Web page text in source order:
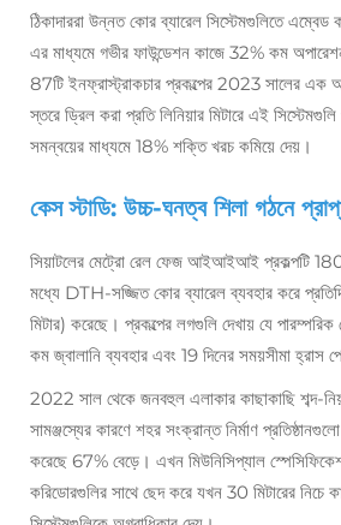
ঠিকাদাররা উন্নত কোর ব্যারেল সিস্টেমগুলিতে এম্বেড
এর মাধ্যমে গভীর ফাউন্ডেশন কাজে 32% কম
87টি ইনফ্রাস্ট্রাকচার প্রকল্পের 2023 সালের এক
স্তরে ড্রিল করা প্রতি লিনিয়ার মিটারে এই
সমন্বয়ের মাধ্যমে 18% শক্তি খরচ কমিয়ে দেয়।
কেস স্টাডি: উচ্চ-ঘনত্ব শিলা গঠনে
সিয়াটলের মেট্রো রেল ফেজ আইআইআই প্রকল্পটি
মধ্যে DTH-সজ্জিত কোর ব্যারেল ব্যবহার করে
মিটার) করেছে। প্রকল্পের লগগুলি দেখায় যে
কম জ্বালানি ব্যবহার এবং 19 দিনের সময়সীমা হ্রাস
2022 সাল থেকে জনবহুল এলাকার কাছাকাছি শব্দ-
সামঞ্জস্যের কারণে শহর সংক্রান্ত নির্মাণ
করেছে 67% বেড়ে। এখন মিউনিসিপ্যাল
করিডোরগুলির সাথে ছেদ করে যখন 30 মিটারের নিচে